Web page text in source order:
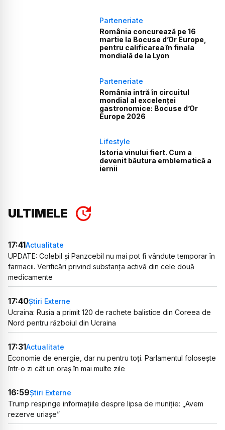
Parteneriate
România concurează pe 16
martie la Bocuse d’Or Europe,
pentru calificarea în finala
mondială de la Lyon
Parteneriate
România intră în circuitul
mondial al excelenței
gastronomice: Bocuse d’Or
Europe 2026
Lifestyle
Istoria vinului fiert. Cum a
devenit băutura emblematică a
iernii
ULTIMELE
17:41Actualitate
UPDATE: Colebil și Panzcebil nu mai pot fi vândute temporar în
farmacii. Verificări privind substanța activă din cele două
medicamente
17:40Știri Externe
Ucraina: Rusia a primit 120 de rachete balistice din Coreea de
Nord pentru războiul din Ucraina
17:31Actualitate
Economie de energie, dar nu pentru toți. Parlamentul folosește
într-o zi cât un oraș în mai multe zile
16:59Știri Externe
Trump respinge informațiile despre lipsa de muniție: „Avem
rezerve uriașe”